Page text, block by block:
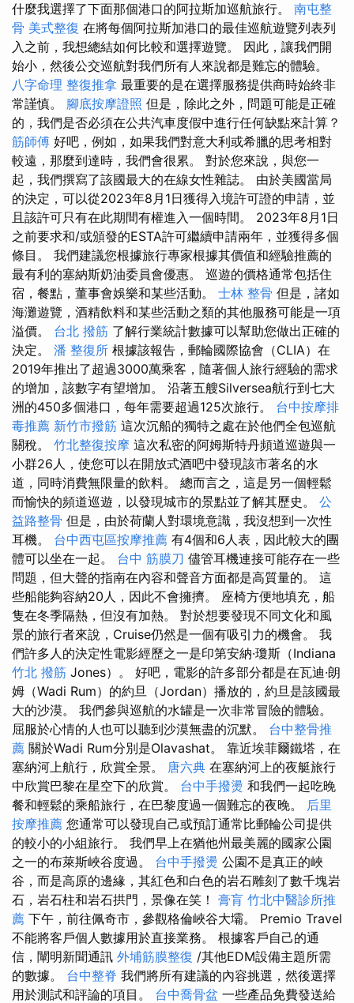
什麼我選擇了下面那個港口的阿拉斯加巡航旅行。 南屯整
骨 美式整復 在將每個阿拉斯加港口的最佳巡航遊覽列表列
入之前，我想總結如何比較和選擇遊覽。 因此，讓我們開
始小，然後公交巡航對我們所有人來說都是難忘的體驗。
八字命理 整復推拿 最重要的是在選擇服務提供商時始終非
常謹慎。 腳底按摩證照 但是，除此之外，問題可能是正確
的，我們是否必須在公共汽車度假中進行任何缺點來計算？
筋師傅 好吧，例如，如果我們對意大利或希臘的思考相對
較遠，那麼到達時，我們會很累。 對於您來說，與您一
起，我們撰寫了該國最大的在線女性雜誌。 由於美國當局
的決定，可以從2023年8月1日獲得入境許可證的申請，並
且該許可只有在此期間有權進入一個時間。 2023年8月1日
之前要求和/或頒發的ESTA許可繼續申請兩年，並獲得多個
條目。 我們建議您根據旅行專家根據其價值和經驗推薦的
最有利的塞納斯奶油委員會優惠。 巡遊的價格通常包括住
宿，餐點，董事會娛樂和某些活動。 士林 整骨 但是，諸如
海灘遊覽，酒精飲料和某些活動之類的其他服務可能是一項
溢價。 台北 撥筋 了解行業統計數據可以幫助您做出正確的
決定。 潘 整復所 根據該報告，郵輪國際協會（CLIA）在
2019年推出了超過3000萬乘客，隨著個人旅行經驗的需求
的增加，該數字有望增加。 沿著五艘Silversea航行到七大
洲的450多個港口，每年需要超過125次旅行。 台中按摩排
毒推薦 新竹市撥筋 這次沉船的獨特之處在於他們全包巡航
關稅。 竹北整復按摩 這次私密的阿姆斯特丹頻道巡遊與一
小群26人，使您可以在開放式酒吧中發現該市著名的水
道，同時消費無限量的飲料。 總而言之，這是另一個輕鬆
而愉快的頻道巡遊，以發現城市的景點並了解其歷史。 公
益路整骨 但是，由於荷蘭人對環境意識，我沒想到一次性
耳機。 台中西屯區按摩推薦 有4個和6人表，因此較大的團
體可以坐在一起。 台中 筋膜刀 儘管耳機連接可能存在一些
問題，但大聲的指南在內容和聲音方面都是高質量的。 這
些船能夠容納20人，因此不會擁擠。 座椅方便地填充，船
隻在冬季隔熱，但沒有加熱。 對於想要發現不同文化和風
景的旅行者來說，Cruise仍然是一個有吸引力的機會。 我
們許多人的決定性電影經歷之一是印第安納·瓊斯（Indiana
竹北 撥筋 Jones）。 好吧，電影的許多部分都是在瓦迪·朗
姆（Wadi Rum）的約旦（Jordan）播放的，約旦是該國最
大的沙漠。 我們參與巡航的水罐是一次非常冒險的體驗。
屈服於心情的人也可以聽到沙漠無盡的沉默。 台中整骨推
薦 關於Wadi Rum分別是Olavashat。 靠近埃菲爾鐵塔，在
塞納河上航行，欣賞全景。 唐六典 在塞納河上的夜艇旅行
中欣賞巴黎在星空下的欣賞。 台中手撥燙 和我們一起吃晚
餐和輕鬆的乘船旅行，在巴黎度過一個難忘的夜晚。 后里
按摩推薦 您通常可以發現自己或預訂通常比郵輪公司提供
的較小的小組旅行。 我們早上在猶他州最美麗的國家公園
之一的布萊斯峽谷度過。 台中手撥燙 公園不是真正的峽
谷，而是高原的邊緣，其紅色和白色的岩石雕刻了數千塊岩
石，岩石柱和岩石拱門，景像在笑！ 膏肓 竹北中醫診所推
薦 下午，前往佩奇市，參觀格倫峽谷大壩。 Premio Travel
不能將客戶個人數據用於直接業務。 根據客戶自己的通
信，闡明新聞通訊 外埔筋膜整復 /其他EDM設備主題所需
的數據。 台中整脊 我們將所有建議的內容挑選，然後選擇
用於測試和評論的項目。 台中喬骨盆 一些產品免費發送給